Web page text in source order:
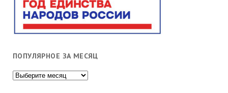
ПОПУЛЯРНОЕ ЗА МЕСЯЦ
Популярное